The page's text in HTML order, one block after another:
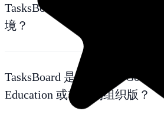
TasksBoard 是否获准用于
境？
TasksBoard 是否适用于 Google
Education 或非营利组织版？